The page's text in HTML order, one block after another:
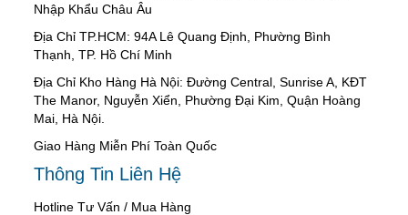
Nhập Khẩu Châu Âu
Địa Chỉ TP.HCM: 94A Lê Quang Định, Phường Bình
Thạnh, TP. Hồ Chí Minh
Địa Chỉ Kho Hàng Hà Nội: Đường Central, Sunrise A, KĐT
The Manor, Nguyễn Xiển, Phường Đại Kim, Quận Hoàng
Mai, Hà Nội.
Giao Hàng Miễn Phí Toàn Quốc
Thông Tin Liên Hệ
Hotline Tư Vấn / Mua Hàng